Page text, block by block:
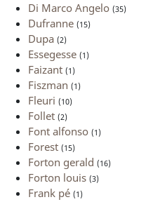
Di Marco Angelo (35)
Dufranne (15)
Dupa (2)
Essegesse (1)
Faizant (1)
Fiszman (1)
Fleuri (10)
Follet (2)
Font alfonso (1)
Forest (15)
Forton gerald (16)
Forton louis (3)
Frank pé (1)